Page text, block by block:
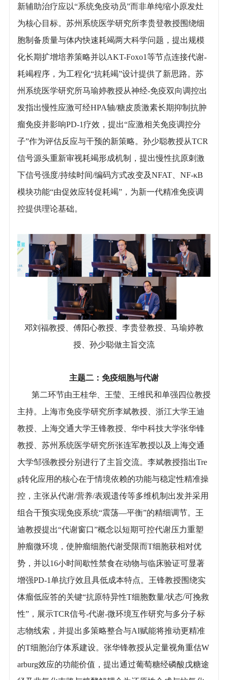
新辅助治疗应以“系统免疫动员”而非单纯缩小原发灶
为核心目标。苏州系统医学研究所李贵登教授围绕细
胞制备质量与体内快速耗竭两大科学问题，提出规模
化长期扩增培养策略并以AKT-Foxo1等节点连接代谢-
耗竭程序，为工程化“抗耗竭”设计提供了新思路。苏
州系统医学研究所马瑜婷教授从神经-免疫双向调控出
发指出慢性应激可经HPA轴/糖皮质激素长期抑制抗肿
瘤免疫并影响PD-1疗效，提出“应激相关免疫调控分
子”作为评估反应与干预的新策略。孙少聪教授从TCR
信号源头重新审视耗竭形成机制，提出慢性抗原刺激
下信号强度/持续时间/编码方式改变及NFAT、NF-κB
模块功能“由促效应转促耗竭”，为新一代精准免疫调
控提供理论基础。
邓刘福教授、傅阳心教授、李贵登教授、马瑜婷教
授、孙少聪做主旨交流
主题二：免疫细胞与代谢
第二环节由王桂华、王莹、王维民和单强四位教授
主持。上海市免疫学研究所李斌教授、浙江大学王迪
教授、上海交通大学王锋教授、华中科技大学张华锋
教授、苏州系统医学研究所张连军教授以及上海交通
大学邹强教授分别进行了主旨交流。李斌教授指出Tre
g转化应用的核心在于情境依赖的功能与稳定性精准操
控，主张从代谢/营养/表观遗传等多维机制出发并采用
组合干预实现免疫系统“震荡—平衡”的精细调节。王
迪教授提出“代谢窗口”概念以短期可控代谢压力重塑
肿瘤微环境，使肿瘤细胞代谢受限而T细胞获相对优
势，并以16小时间歇性禁食在动物与临床验证可显著
增强PD-1单抗疗效且具低成本特点。王锋教授围绕实
体瘤低应答的关键“抗原特异性T细胞数量/状态/可挽救
性”，展示TCR信号-代谢-微环境互作研究与多分子标
志物线索，并提出多策略整合与AI赋能将推动更精准
的T细胞治疗体系建设。张华锋教授从定量视角重估W
arburg效应的功能价值，提出通过葡萄糖经磷酸戊糖途